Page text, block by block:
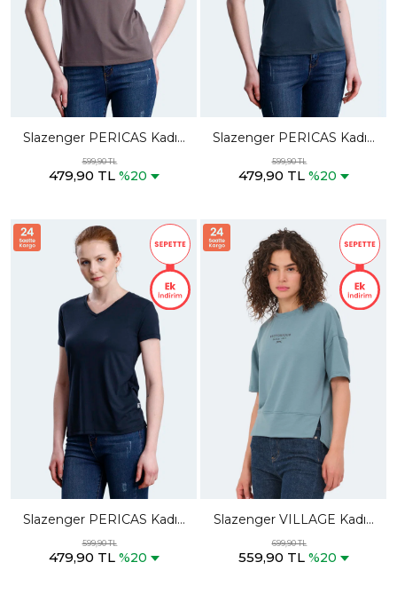
Slazenger PERICAS Kadın
V Yaka Kahve Tişört
599,90 TL
479,90 TL %20
Slazenger PERICAS Kadın
V Yaka Antrasit Tişört
599,90 TL
479,90 TL %20
Slazenger PERICAS Kadın
V Yaka Koyu Gri Tişört
599,90 TL
479,90 TL %20
Slazenger VILLAGE Kadın
Oversıze Su Yeşili Tişört
699,90 TL
559,90 TL %20